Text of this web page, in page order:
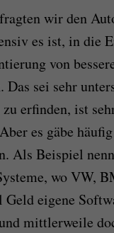
wir den
es ist, in die
von
Das sei sehr
zu erfinden, ist
es gäbe
Als Beispiel
wo VW,
eigene
mittlerweile